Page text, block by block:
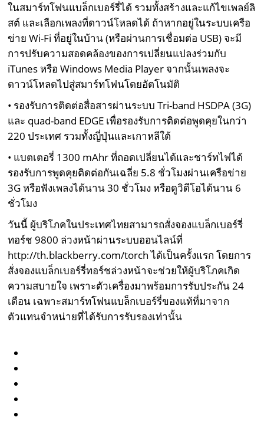
ในสมาร์ทโฟนแบล็กเบอร์รี่ได้ รวมทั้งสร้างและแก้ไขเพลย์ลิ
สต์ และเลือกเพลงที่ดาวน์โหลดได้ ถ้าหากอยู่ในระบบเครือ
ข่าย Wi-Fi ที่อยู่ในบ้าน (หรือผ่านการเชื่อมต่อ USB) จะมี
การปรับความสอดคล้องของการเปลี่ยนแปลงร่วมกับ
iTunes หรือ Windows Media Player จากนั้นเพลงจะ
ดาวน์โหลดไปสู่สมาร์ทโฟนโดยอัตโนมัติ
• รองรับการติดต่อสื่อสารผ่านระบบ Tri-band HSDPA (3G)
และ quad-band EDGE เพื่อรองรับการติดต่อพูดคุยในกว่า
220 ประเทศ รวมทั้งญี่ปุ่นและเกาหลีใต้
• แบตเตอรี่ 1300 mAhr ที่ถอดเปลี่ยนได้และชาร์ทไฟได้
รองรับการพูดคุยติดต่อกันเฉลี่ย 5.8 ชั่วโมงผ่านเครือข่าย
3G หรือฟังเพลงได้นาน 30 ชั่วโมง หรือดูวิดีโอได้นาน 6
ชั่วโมง
วันนี้ ผู้บริโภคในประเทศไทยสามารถสั่งจองแบล็กเบอร์รี่
ทอร์ช 9800 ล่วงหน้าผ่านระบบออนไลน์ที่
http://th.blackberry.com/torch ได้เป็นครั้งแรก โดยการ
สั่งจองแบล็กเบอร์รี่ทอร์ชล่วงหน้าจะช่วยให้ผู้บริโภคเกิด
ความสบายใจ เพราะตัวเครื่องมาพร้อมการรับประกัน 24
เดือน เฉพาะสมาร์ทโฟนแบล็กเบอร์รี่ของแท้ที่มาจาก
ตัวแทนจำหน่ายที่ได้รับการรับรองเท่านั้น